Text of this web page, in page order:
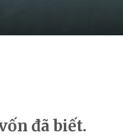
đã biết.